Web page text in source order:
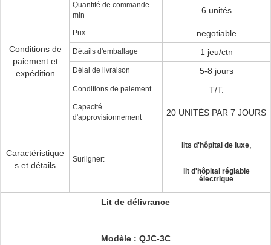
Conditions de
paiement et
expédition
Quantité de commande
min
6 unités
Prix negotiable
Détails d'emballage 1 jeu/ctn
Délai de livraison 5-8 jours
Conditions de paiement T/T.
Capacité
d'approvisionnement
20 UNITÉS PAR 7 JOURS
Caractéristique
s et détails
Surligner:
lits d'hôpital de luxe,
lit d'hôpital réglable
électrique
Lit de délivrance
Modèle : QJC-3C